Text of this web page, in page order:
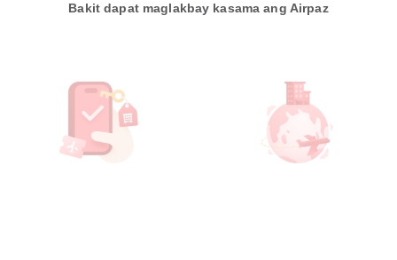
Bakit dapat maglakbay kasama ang Airpaz